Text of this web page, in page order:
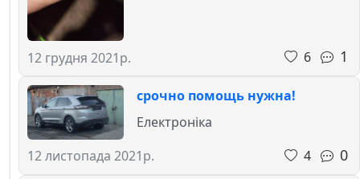
12 грудня 2021р. 6 1
срочно помощь нужна!
12 листопада 2021р.
Електроніка
4
0